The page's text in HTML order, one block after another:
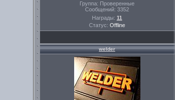
Группа: Проверенные
Сообщений: 3352
Награды: 11
Статус: Offline
welder